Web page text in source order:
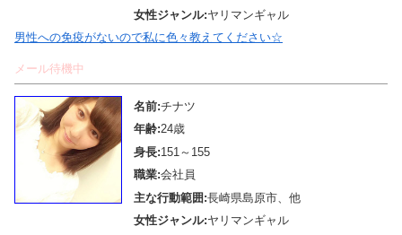
女性ジャンル:ヤリマンギャル
男性への免疫がないので私に色々教えてください☆
メール待機中
名前:チナツ
年齢:24歳
身長:151～155
職業:会社員
主な行動範囲:長崎県島原市、他
女性ジャンル:ヤリマンギャル